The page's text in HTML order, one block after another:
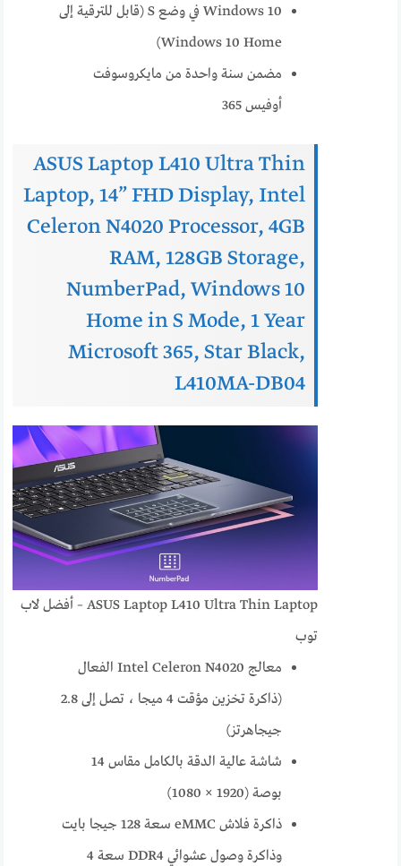
Windows 10 في وضع S (قابل للترقية إلى
Windows 10 Home)
مضمن سنة واحدة من مايكروسوفت
أوفيس 365
ASUS Laptop L410 Ultra Thin
Laptop, 14” FHD Display, Intel
Celeron N4020 Processor, 4GB
RAM, 128GB Storage,
NumberPad, Windows 10
Home in S Mode, 1 Year
Microsoft 365, Star Black,
L410MA-DB04
ASUS Laptop L410 Ultra Thin Laptop – أفضل لاب
توب
معالج Intel Celeron N4020 الفعال
(ذاكرة تخزين مؤقت 4 ميجا ، تصل إلى 2.8
جيجاهرتز)
شاشة عالية الدقة بالكامل مقاس 14
بوصة (1920 × 1080)
ذاكرة فلاش eMMC سعة 128 جيجا بايت
وذاكرة وصول عشوائي DDR4 سعة 4